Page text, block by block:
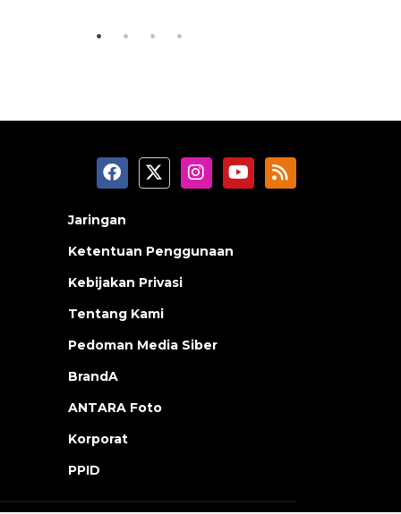
Jaringan
Ketentuan Penggunaan
Kebijakan Privasi
Tentang Kami
Pedoman Media Siber
BrandA
ANTARA Foto
Korporat
PPID